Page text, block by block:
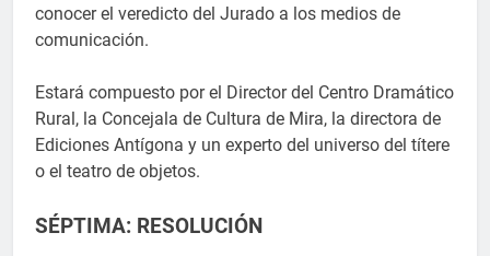
conocer el veredicto del Jurado a los medios de
comunicación.
Estará compuesto por el Director del Centro Dramático
Rural, la Concejala de Cultura de Mira, la directora de
Ediciones Antígona y un experto del universo del títere
o el teatro de objetos.
SÉPTIMA: RESOLUCIÓN